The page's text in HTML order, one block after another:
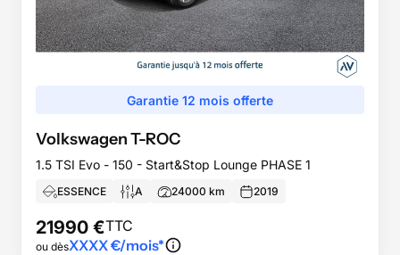
Garantie 12 mois offerte
VolkswagenT-ROC
1.5 TSI Evo - 150 - Start&Stop Lounge PHASE 1
ESSENCE A 24000 km 2019
21990 €TTC
ou dèsXXXX€/mois*